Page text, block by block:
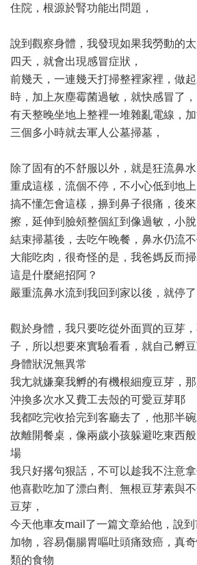
住院，根源於腎功能出問題，
說到觀察身體，我發現如果我勞動的
四天，就會出現感冒症狀，
前幾天，一連幾天打掃整裡家裡，做
時，加上灰塵霉菌過敏，就快感冒了，
有天整晚坐地上整裡一堆雜亂電線，
三個多小時就去軍人公墓掃墓，
除了固有的不舒服以外，就是狂流鼻
重成這樣，流個不停，不小心低到地上
搞不懂怎會這樣，擤到鼻子很痛，後
擦，延伸到臉頰整個紅到像過敏，小
結束掃墓後，去吃午晚餐，鼻水仍流
大能吃肉，很奇怪的是，我爸媽反而
這是什麼絕招阿？
嚴重流鼻水流到我回到家以後，就停
觀於身體，我只要吃從外面買的豆芽
子，所以想要來實驗看看，就自己孵
身體狀況無異常
我尢就嫌棄我孵的有機根細瘦豆芽，
沖換多次水又費工去殼的可愛豆芽耶
我都吃完收拾完到客廳去了，他那半
故離開餐桌，像兩歲小孩躲避吃東西
場
我只好撂句狠話，不可以趁我不注意
他喜歡吃加了漂白劑、無根豆芽素與
豆芽，
今天他車友mail了一篇文章給他，說
加物，容易傷腸胃嘔吐頭痛致癌，真
類的食物